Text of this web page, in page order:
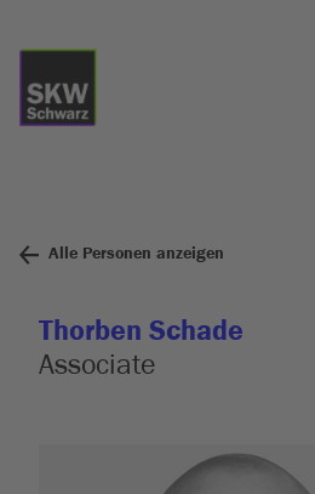
Alle Personen anzeigen
Thorben Schade
Associate